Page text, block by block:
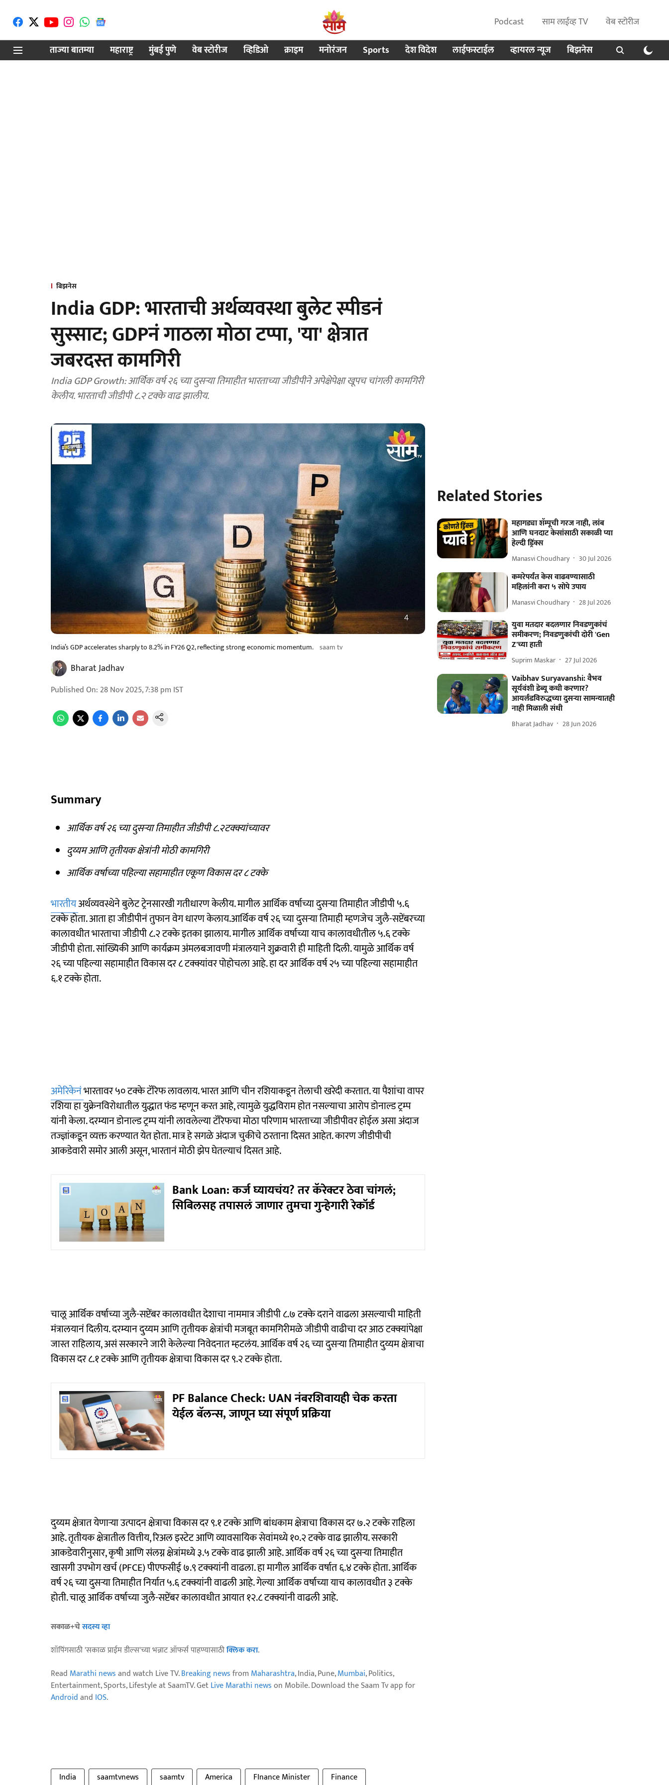
Podcast साम लाईव्ह TV
वेब स्टोरीज
ताज्या बातम्या
महाराष्ट्र मुंबई पुणे वेब स्टोरीज व्हिडिओ क्राइम मनोरंजन Sports देश विदेश लाईफस्टाईल व्हायरल न्यूज बिझनेस
बिझनेस
India GDP: भारताची अर्थव्यवस्था बुलेट स्पीडनं
सुस्साट; GDPनं गाठला मोठा टप्पा, 'या' क्षेत्रात
जबरदस्त कामगिरी
India GDP Growth: आर्थिक वर्ष २६ च्या दुसऱ्या तिमाहीत भारताच्या जीडीपीने अपेक्षेपेक्षा खूपच चांगली कामगिरी
केलीय. भारताची जीडीपी ८.२ टक्के वाढ झालीय.
India’s GDP accelerates sharply to 8.2% in FY26 Q2, reflecting strong economic momentum. saam tv
Bharat Jadhav
Published On: 28 Nov 2025, 7:38 pm IST
Summary
आर्थिक वर्ष २६ च्या दुसऱ्या तिमाहीत जीडीपी ८.२टक्क्यांच्यावर
दुय्यम आणि तृतीयक क्षेत्रांनी मोठी कामगिरी
आर्थिक वर्षाच्या पहिल्या सहामाहीत एकूण विकास दर ८ टक्के
भारतीयअर्थव्यवस्थेने बुलेट ट्रेनसारखी गतीधारण केलीय. मागील आर्थिक वर्षाच्या दुसऱ्या तिमाहीत जीडीपी ५.६
टक्के होता. आता हा जीडीपीनं तुफान वेग धारण केलाय.आर्थिक वर्ष २६ च्या दुसऱ्या तिमाही म्हणजेच जुलै-सप्टेंबरच्या
कालावधीत भारताचा जीडीपी ८.२ टक्के इतका झालाय. मागील आर्थिक वर्षाच्या याच कालावधीतील ५.६ टक्के
जीडीपी होता. सांख्यिकी आणि कार्यक्रम अंमलबजावणी मंत्रालयाने शुक्रवारी ही माहिती दिली. यामुळे आर्थिक वर्ष
२६ च्या पहिल्या सहामाहीत विकास दर ८ टक्क्यांवर पोहोचला आहे. हा दर आर्थिक वर्ष २५ च्या पहिल्या सहामाहीत
६.१ टक्के होता.
अमेरिकेनंभारतावर ५० टक्के टॅरिफ लावलाय. भारत आणि चीन रशियाकडून तेलाची खरेदी करतात. या पैशांचा वापर
रशिया हा युक्रेनविरोधातील युद्धात फंड म्हणून करत आहे, त्यामुळे युद्धविराम होत नसल्याचा आरोप डोनाल्ड ट्रम्प
यांनी केला. दरम्यान डोनाल्ड ट्रम्प यांनी लावलेल्या टॅरिफचा मोठा परिणाम भारताच्या जीडीपीवर होईल असा अंदाज
तज्ज्ञांकडून व्यक्त करण्यात येत होता. मात्र हे सगळे अंदाज चुकीचे ठरताना दिसत आहेत. कारण जीडीपीची
आकडेवारी समोर आली असून, भारतानं मोठी झेप घेतल्याचं दिसत आहे.
Bank Loan: कर्ज घ्यायचंय? तर कॅरेक्टर ठेवा चांगलं;
सिबिलसह तपासलं जाणार तुमचा गुन्हेगारी रेकॉर्ड
चालू आर्थिक वर्षाच्या जुलै-सप्टेंबर कालावधीत देशाचा नाममात्र जीडीपी ८.७ टक्के दराने वाढला असल्याची माहिती
मंत्रालयानं दिलीय. दरम्यान दुय्यम आणि तृतीयक क्षेत्रांची मजबूत कामगिरीमळे जीडीपी वाढीचा दर आठ टक्क्यांपेक्षा
जास्त राहिलाय, असं सरकारने जारी केलेल्या निवेदनात म्हटलंय. आर्थिक वर्ष २६ च्या दुसऱ्या तिमाहीत दुय्यम क्षेत्राचा
विकास दर ८.१ टक्के आणि तृतीयक क्षेत्राचा विकास दर ९.२ टक्के होता.
PF Balance Check: UAN नंबरशिवायही चेक करता
येईल बॅलन्स, जाणून घ्या संपूर्ण प्रक्रिया
दुय्यम क्षेत्रात येणाऱ्या उत्पादन क्षेत्राचा विकास दर ९.१ टक्के आणि बांधकाम क्षेत्राचा विकास दर ७.२ टक्के राहिला
आहे. तृतीयक क्षेत्रातील वित्तीय, रिअल इस्टेट आणि व्यावसायिक सेवांमध्ये १०.२ टक्के वाढ झालीय. सरकारी
आकडेवारीनुसार, कृषी आणि संलग्न क्षेत्रांमध्ये ३.५ टक्के वाढ झाली आहे. आर्थिक वर्ष २६ च्या दुसऱ्या तिमाहीत
खासगी उपभोग खर्च (PFCE) पीएफसीई ७.९ टक्क्यांनी वाढला. हा मागील आर्थिक वर्षात ६.४ टक्के होता. आर्थिक
वर्ष २६ च्या दुसऱ्या तिमाहीत निर्यात ५.६ टक्क्यांनी वाढली आहे. गेल्या आर्थिक वर्षाच्या याच कालावधीत ३ टक्के
होती. चालू आर्थिक वर्षाच्या जुलै-सप्टेंबर कालावधीत आयात १२.८ टक्क्यांनी वाढली आहे.
सकाळ+चेसदस्य व्हा
शॉपिंगसाठी 'सकाळ प्राईम डील्स'च्या भन्नाट ऑफर्स पाहण्यासाठीक्लिक करा.
Read Marathi newsand watch Live TV.Breaking newsfrom Maharashtra, India, Pune,Mumbai, Politics,
Entertainment, Sports, Lifestyle at SaamTV. GetLive Marathi newson Mobile. Download the Saam Tv app for
Androidand IOS.
India saamtvnews saamtv America FInance Minister Finance
Related Stories
महागड्या शॅम्पूची गरज नाही, लांब
आणि घनदाट केसांसाठी सकाळी प्या
हेल्दी ड्रिंक्स
Manasvi Choudhary 30 Jul 2026
कमरेपर्यंत केस वाढवण्यासाठी
महिलांनी करा ५ सोपे उपाय
Manasvi Choudhary 28 Jul 2026
युवा मतदार बदलणार निवडणुकांचं
समीकरण; निवडणुकांची दोरी 'Gen
Z'च्या हाती
Suprim Maskar 27 Jul 2026
Vaibhav Suryavanshi: वैभव
सूर्यवंशी डेब्यू कधी करणार?
आयर्लंडविरुद्धच्या दुसऱ्या सामन्यातही
नाही मिळाली संधी
Bharat Jadhav 28 Jun 2026